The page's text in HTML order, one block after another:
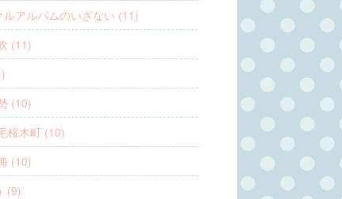
ルアルバムのいざない (11)
(11)
(10)
桜木町 (10)
(10)
(9)